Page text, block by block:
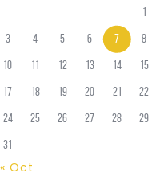
1
3 4 5 6 7 8
10 11 12 13 14 15
17 18 19 20 21 22
24 25 26 27 28 29
31
« Oct